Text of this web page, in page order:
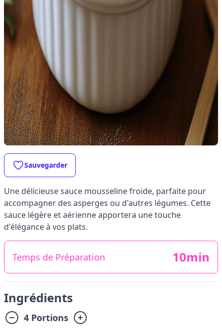
Sauvegarder
Une délicieuse sauce mousseline froide, parfaite pour
accompagner des asperges ou d'autres légumes. Cette
sauce légère et aérienne apportera une touche
d'élégance à vos plats.
Temps de Préparation 10min
Ingrédients
4 Portions